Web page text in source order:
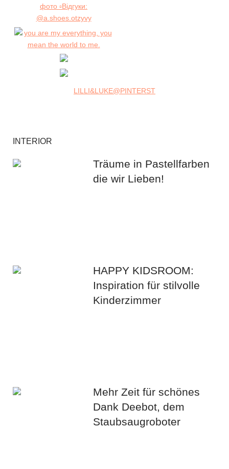
LILLI&LUKE@PINTERST
INTERIOR
Träume in Pastellfarben
die wir Lieben!
HAPPY KIDSROOM:
Inspiration für stilvolle
Kinderzimmer
Mehr Zeit für schönes
Dank Deebot, dem
Staubsaugroboter